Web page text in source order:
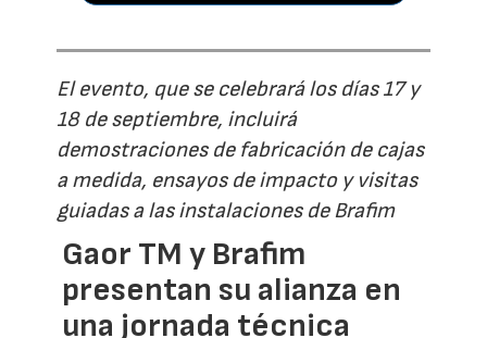
El evento, que se celebrará los días 17 y
18 de septiembre, incluirá
demostraciones de fabricación de cajas
a medida, ensayos de impacto y visitas
guiadas a las instalaciones de Brafim
Gaor TM y Brafim
presentan su alianza en
una jornada técnica